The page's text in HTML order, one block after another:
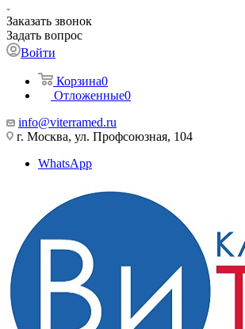
Заказать звонок
Задать вопрос
Войти
Корзина0
Отложенные0
info@viterramed.ru
г. Москва, ул. Профсоюзная, 104
WhatsApp